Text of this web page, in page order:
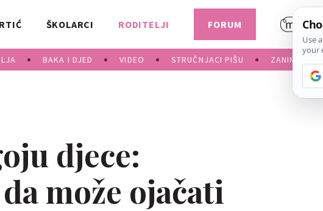
ŠKOLARCI RODITELJI
BAKA I DJED VIDEO STRUČNJACI PIŠU
FORUM
djece:
može ojačati